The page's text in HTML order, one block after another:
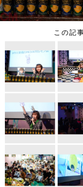
この記